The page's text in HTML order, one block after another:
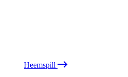
Heemspill